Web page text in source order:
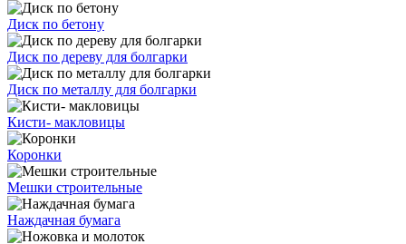
Диск по бетону
Диск по дереву для болгарки
Диск по металлу для болгарки
Кисти- макловицы
Коронки
Мешки строительные
Наждачная бумага